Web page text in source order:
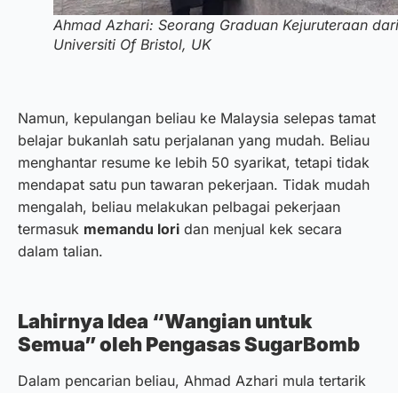
Ahmad Azhari: Seorang Graduan Kejuruteraan dari
Universiti Of Bristol, UK
Namun, kepulangan beliau ke Malaysia selepas tamat
belajar bukanlah satu perjalanan yang mudah. Beliau
menghantar resume ke lebih 50 syarikat, tetapi tidak
mendapat satu pun tawaran pekerjaan. Tidak mudah
mengalah, beliau melakukan pelbagai pekerjaan
termasuk memandu lori dan menjual kek secara
dalam talian.
Lahirnya Idea “Wangian untuk
Semua” oleh Pengasas SugarBomb
Dalam pencarian beliau, Ahmad Azhari mula tertarik